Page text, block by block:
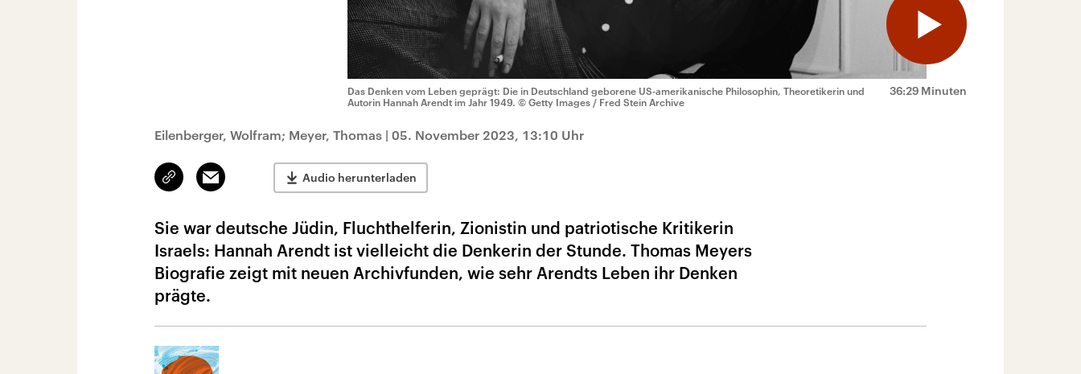
36:29 Minuten
Das Denken vom Leben geprägt: Die in Deutschland geborene US-amerikanische Philosophin, Theoretikerin und
Autorin Hannah Arendt im Jahr 1949. © Getty Images / Fred Stein Archive
Eilenberger, Wolfram; Meyer, Thomas | 05. November 2023, 13:10 Uhr
Link
kopieren/teilen
Email Audio herunterladen
Sie war deutsche Jüdin, Fluchthelferin, Zionistin und patriotische Kritikerin
Israels: Hannah Arendt ist vielleicht die Denkerin der Stunde. Thomas Meyers
Biografie zeigt mit neuen Archivfunden, wie sehr Arendts Leben ihr Denken
prägte.